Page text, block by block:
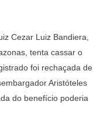
Cezar Luiz Bandiera,
tenta cassar o
foi rechaçada de
Aristóteles
do benefício poderia